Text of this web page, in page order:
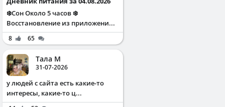
❄️Сон Около 5 часов ❄️
Восстановление из приложени...
8 65
Тала М
31-07-2026
у людей с сайта есть какие-то
интересы, какие-то ц...